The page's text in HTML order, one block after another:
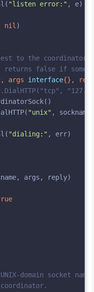
"listen error:" , e)
nil)
to the
false if
, args interface{},
"unix" , sockname)
"dialing:" , err)
args, reply)
domain socket name